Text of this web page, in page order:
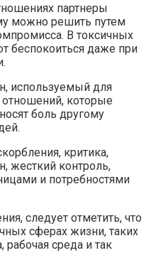
партнеры
можно решить путем
В токсичных
беспокоиться даже при
используемый для
которые
боль другому
критика,
жесткий контроль,
и потребностями
следует отметить, что
сферах жизни, таких
среда и так